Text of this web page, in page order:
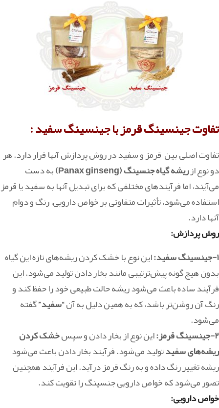
تفاوت جینسینگ قرمز با جینسینگ سفید :
تفاوت اصلی بین قرمز و سفید در روش پردازش آنها قرار دارد. هر
دو نوع ازریشه گیاه جنسینگ (Panax ginseng)
به دست
می‌آیند، اما فرآیندهای مختلفی که برای تبدیل آنها به سفید یا قرمز
استفاده می‌شود، تأثیرات متفاوتی بر خواص دارویی، رنگ و دوام
آنها دارد.
روش پردازش:
۱-جینسینگ سفید:
این نوع با خشک کردن ریشه‌های تازه این گیاه
بدون هیچ گونه پیش‌ترتیبی مانند بخار دادن تولید می‌شود. این
فرآیند ساده باعث می‌شود ریشه حالت طبیعی خود را حفظ کند و
رنگ آن روشن‌تر باشد، که به همین دلیل به آن“سفید”گفته
می‌شود.
۲-جینسینگ قرمز:
این نوع از بخار دادن و سپسخشک کردن
ریشه‌های سفیدتولید می‌شود. فرآیند بخار دادن باعث می‌شود
ریشه تغییر رنگ داده و به رنگ قرمز درآید. این فرآیند همچنین
تصور می‌شود که خواص دارویی جنسینگ را تقویت کند.
خواص دارویی: